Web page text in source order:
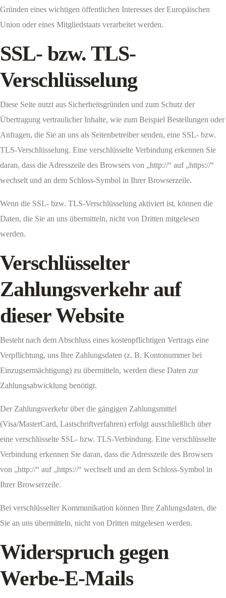
Gründen eines wichtigen öffentlichen Interesses der Europäischen
Union oder eines Mitgliedstaats verarbeitet werden.
SSL- bzw. TLS-
Verschlüsselung
Diese Seite nutzt aus Sicherheitsgründen und zum Schutz der
Übertragung vertraulicher Inhalte, wie zum Beispiel Bestellungen oder
Anfragen, die Sie an uns als Seitenbetreiber senden, eine SSL- bzw.
TLS-Verschlüsselung. Eine verschlüsselte Verbindung erkennen Sie
daran, dass die Adresszeile des Browsers von „http://“ auf „https://“
wechselt und an dem Schloss-Symbol in Ihrer Browserzeile.
Wenn die SSL- bzw. TLS-Verschlüsselung aktiviert ist, können die
Daten, die Sie an uns übermitteln, nicht von Dritten mitgelesen
werden.
Verschlüsselter
Zahlungsverkehr auf
dieser Website
Besteht nach dem Abschluss eines kostenpflichtigen Vertrags eine
Verpflichtung, uns Ihre Zahlungsdaten (z. B. Kontonummer bei
Einzugsermächtigung) zu übermitteln, werden diese Daten zur
Zahlungsabwicklung benötigt.
Der Zahlungsverkehr über die gängigen Zahlungsmittel
(Visa/MasterCard, Lastschriftverfahren) erfolgt ausschließlich über
eine verschlüsselte SSL- bzw. TLS-Verbindung. Eine verschlüsselte
Verbindung erkennen Sie daran, dass die Adresszeile des Browsers
von „http://“ auf „https://“ wechselt und an dem Schloss-Symbol in
Ihrer Browserzeile.
Bei verschlüsselter Kommunikation können Ihre Zahlungsdaten, die
Sie an uns übermitteln, nicht von Dritten mitgelesen werden.
Widerspruch gegen
Werbe-E-Mails